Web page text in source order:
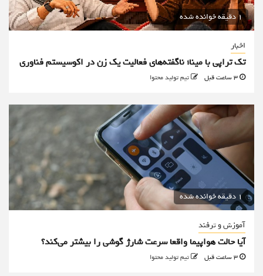
1 دقیقه خوانده شده
اخبار
تک تراپی با مینا؛ ناگفته‌های فعالیت یک زن در اکوسیستم فناوری
تیم تولید محتوا
1 دقیقه خوانده شده
آموزش و ترفند
آیا حالت هواپیما واقعا سرعت شارژ گوشی را بیشتر می‌کند؟
تیم تولید محتوا